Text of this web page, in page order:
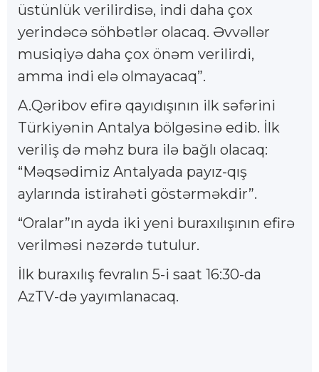
üstünlük verilirdisə, indi daha çox
yerindəcə söhbətlər olacaq. Əvvəllər
musiqiyə daha çox önəm verilirdi,
amma indi elə olmayacaq”.
A.Qəribov efirə qayıdışının ilk səfərini
Türkiyənin Antalya bölgəsinə edib. İlk
veriliş də məhz bura ilə bağlı olacaq:
“Məqsədimiz Antalyada payız-qış
aylarında istirahəti göstərməkdir”.
“Oralar”ın ayda iki yeni buraxılışının efirə
verilməsi nəzərdə tutulur.
İlk buraxılış fevralın 5-i saat 16:30-da
AzTV-də yayımlanacaq.